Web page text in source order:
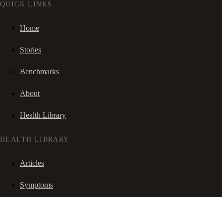
QUICK LINKS
Home
Stories
Benchmarks
About
Health Library
HEALTH LIBRARY
Articles
Symptoms